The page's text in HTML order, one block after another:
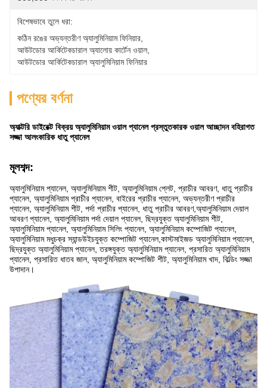
বিশেষভাবে তুলে ধরা:
কঠিন রঙের অভ্যন্তরীণ অ্যালুমিনিয়াম ফিনিয়ার
আউটডোর আর্কিটেকচারাল অ্যালোয় কার্টেন ওয়াল
আউটডোর আর্কিটেকচারাল অ্যালুমিনিয়াম ফিনিয়ার
পণ্যের বর্ণনা
অ্যাক্টরি ডাইরেক্ট বিক্রয় অ্যালুমিনিয়াম ওয়াল প্যানেল প্রস্তুতকারক ওয়াল আচ্ছাদন বহিরাগত
সজ্জা আলংকারিক ধাতু প্যানেল
মূলশব্দ:
অ্যালুমিনিয়াম প্যানেল, অ্যালুমিনিয়াম শীট, অ্যালুমিনিয়াম প্লেট, প্রাচীর আবরণ, ধাতু প্রাচীর
প্যানেল, অ্যালুমিনিয়াম প্রাচীর প্যানেল, বাইরের প্রাচীর প্যানেল, অভ্যন্তরীণ প্রাচীর
প্যানেল, অ্যালুমিনিয়াম শীট, পর্দা প্রাচীর প্যানেল, ধাতু প্রাচীর আবরণ,অ্যালুমিনিয়াম দেয়াল
আবরণ প্যানেল, অ্যালুমিনিয়াম পর্দা দেয়াল প্যানেল, ছিদ্রযুক্ত অ্যালুমিনিয়াম শীট,
অ্যালুমিনিয়াম প্যানেল, অ্যালুমিনিয়াম সিলিং প্যানেল, অ্যালুমিনিয়াম কম্পোজিট প্যানেল,
অ্যালুমিনিয়াম মধুচক্র স্যান্ডউইচযুক্ত কম্পোজিট প্যানেল,কাস্টমাইজড অ্যালুমিনিয়াম প্যানেল,
ছিদ্রযুক্ত অ্যালুমিনিয়াম প্যানেল, তরঙ্গযুক্ত অ্যালুমিনিয়াম প্যানেল, প্রসারিত অ্যালুমিনিয়াম
প্যানেল, প্রসারিত ধাতব জাল, অ্যালুমিনিয়াম কম্পোজিট শীট, অ্যালুমিনিয়াম খাদ, বিল্ডিং সজ্জা
উপাদান।